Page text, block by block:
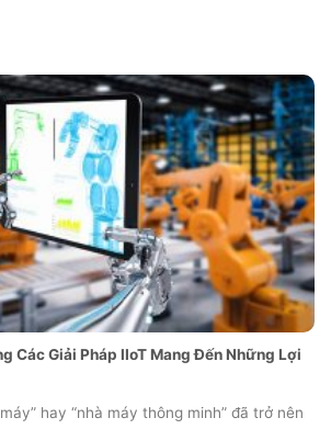
Các Giải Pháp IIoT Mang Đến Những Lợi
hay “nhà máy thông minh” đã trở nên